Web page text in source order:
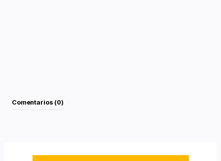
Comentarios (0)